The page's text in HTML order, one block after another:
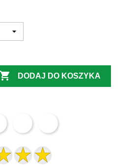
 DODAJ DO KOSZYKA